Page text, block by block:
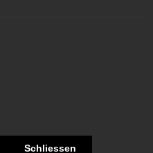
Schliessen